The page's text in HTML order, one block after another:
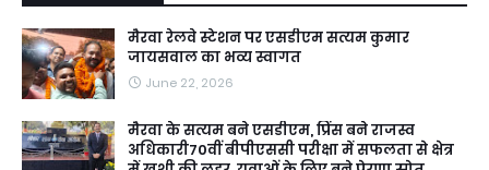
मैरवा रेलवे स्टेशन पर एसडीएम सत्यम कुमार
जायसवाल का भव्य स्वागत
June 22, 2026
मैरवा के सत्यम बने एसडीएम, प्रिंस बने राजस्व
अधिकारी70वीं बीपीएससी परीक्षा में सफलता से क्षेत्र